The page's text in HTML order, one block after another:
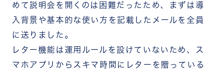
めて説明会を開くのは困難だったため、まずは導
入背景や基本的な使い方を記載したメールを全員
に送りました。
レター機能は運用ルールを設けていないため、ス
マホアプリからスキマ時間にレターを贈っている